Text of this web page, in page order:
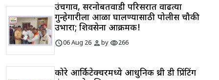
उंचगाव, सरनोबतवाडी परिसरात वाढत्या
गुन्हेगारीला आळा घालण्यासाठी पोलीस चौकी
उभारा; शिवसेना आक्रमक!
schedule06 Aug 26 personbyvisibility266
कोरे आर्किटेक्चरमध्ये आधुनिक थ्री डी प्रिंटिंग